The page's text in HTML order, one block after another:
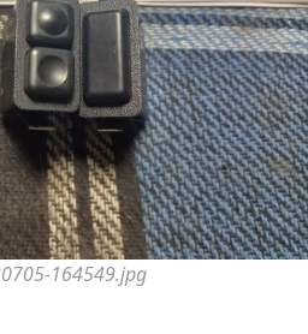
164549.jpg